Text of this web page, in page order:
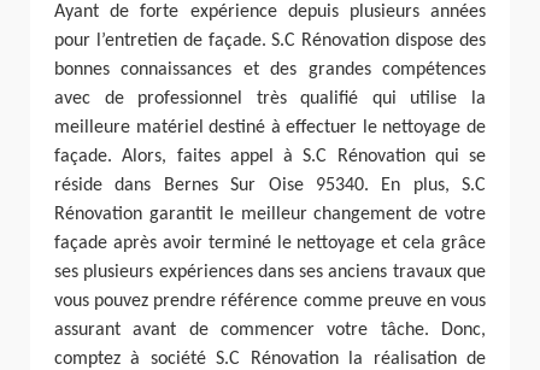
Ayant de forte expérience depuis plusieurs années
pour l’entretien de façade. S.C Rénovation dispose des
bonnes connaissances et des grandes compétences
avec de professionnel très qualifié qui utilise la
meilleure matériel destiné à effectuer le nettoyage de
façade. Alors, faites appel à S.C Rénovation qui se
réside dans Bernes Sur Oise 95340. En plus, S.C
Rénovation garantit le meilleur changement de votre
façade après avoir terminé le nettoyage et cela grâce
ses plusieurs expériences dans ses anciens travaux que
vous pouvez prendre référence comme preuve en vous
assurant avant de commencer votre tâche. Donc,
comptez à société S.C Rénovation la réalisation de